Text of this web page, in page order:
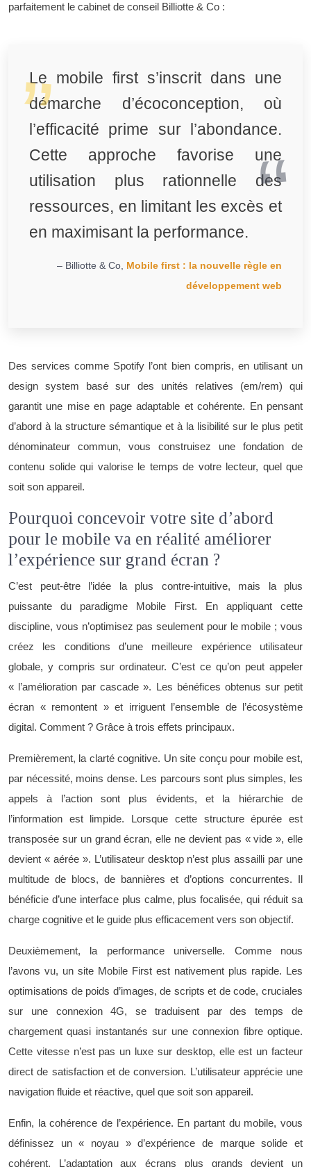
parfaitement le cabinet de conseil Billiotte & Co :
Le mobile first s’inscrit dans une
démarche d’écoconception, où
l’efficacité prime sur l’abondance.
Cette approche favorise une
utilisation plus rationnelle des
ressources, en limitant les excès et
en maximisant la performance.
– Billiotte & Co, Mobile first : la nouvelle règle en
développement web
Des services comme Spotify l’ont bien compris, en utilisant un
design system basé sur des unités relatives (em/rem) qui
garantit une mise en page adaptable et cohérente. En pensant
d’abord à la structure sémantique et à la lisibilité sur le plus petit
dénominateur commun, vous construisez une fondation de
contenu solide qui valorise le temps de votre lecteur, quel que
soit son appareil.
Pourquoi concevoir votre site d’abord
pour le mobile va en réalité améliorer
l’expérience sur grand écran ?
C’est peut-être l’idée la plus contre-intuitive, mais la plus
puissante du paradigme Mobile First. En appliquant cette
discipline, vous n’optimisez pas seulement pour le mobile ; vous
créez les conditions d’une meilleure expérience utilisateur
globale, y compris sur ordinateur. C’est ce qu’on peut appeler
« l’amélioration par cascade ». Les bénéfices obtenus sur petit
écran « remontent » et irriguent l’ensemble de l’écosystème
digital. Comment ? Grâce à trois effets principaux.
Premièrement, la clarté cognitive. Un site conçu pour mobile est,
par nécessité, moins dense. Les parcours sont plus simples, les
appels à l’action sont plus évidents, et la hiérarchie de
l’information est limpide. Lorsque cette structure épurée est
transposée sur un grand écran, elle ne devient pas « vide », elle
devient « aérée ». L’utilisateur desktop n’est plus assailli par une
multitude de blocs, de bannières et d’options concurrentes. Il
bénéficie d’une interface plus calme, plus focalisée, qui réduit sa
charge cognitive et le guide plus efficacement vers son objectif.
Deuxièmement, la performance universelle. Comme nous
l’avons vu, un site Mobile First est nativement plus rapide. Les
optimisations de poids d’images, de scripts et de code, cruciales
sur une connexion 4G, se traduisent par des temps de
chargement quasi instantanés sur une connexion fibre optique.
Cette vitesse n’est pas un luxe sur desktop, elle est un facteur
direct de satisfaction et de conversion. L’utilisateur apprécie une
navigation fluide et réactive, quel que soit son appareil.
Enfin, la cohérence de l’expérience. En partant du mobile, vous
définissez un « noyau » d’expérience de marque solide et
cohérent. L’adaptation aux écrans plus grands devient un